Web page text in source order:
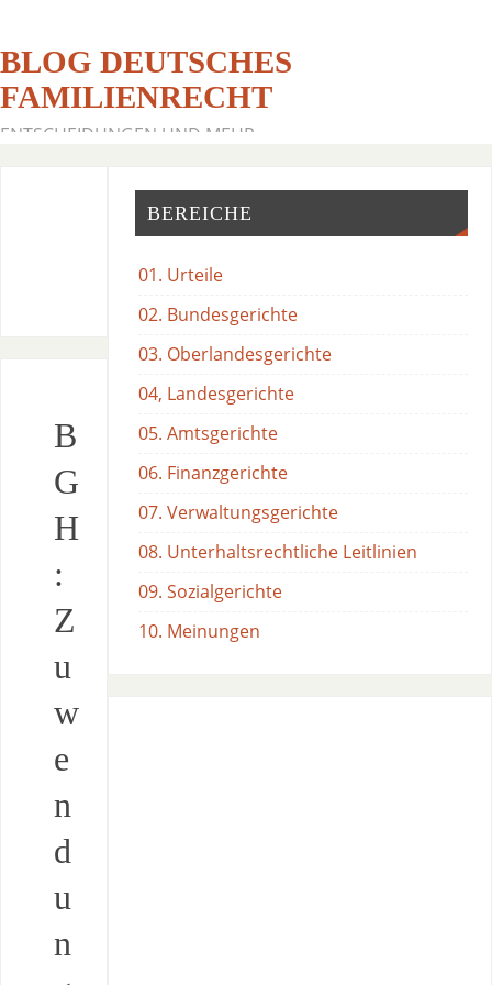
BLOG DEUTSCHES
FAMILIENRECHT
ENTSCHEIDUNGEN UND MEHR
B
G
H
:
Z
u
w
e
n
d
u
n
BEREICHE
01. Urteile
02. Bundesgerichte
03. Oberlandesgerichte
04, Landesgerichte
05. Amtsgerichte
06. Finanzgerichte
07. Verwaltungsgerichte
08. Unterhaltsrechtliche Leitlinien
09. Sozialgerichte
10. Meinungen